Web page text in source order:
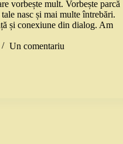
vorbește mult. Vorbește parcă
nasc și mai multe întrebări.
și conexiune din dialog. Am
Un comentariu